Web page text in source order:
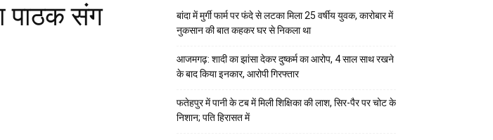
पाठक संग
बांदा में मुर्गी फार्म पर फंदे से लटका मिला 25 वर्षीय युवक, कारोबार में
नुकसान की बात कहकर घर से निकला था
आजमगढ़: शादी का झांसा देकर दुष्कर्म का आरोप, 4 साल साथ रखने
के बाद किया इनकार, आरोपी गिरफ्तार
फतेहपुर में पानी के टब में मिली शिक्षिका की लाश, सिर-पैर पर चोट के
निशान; पति हिरासत में